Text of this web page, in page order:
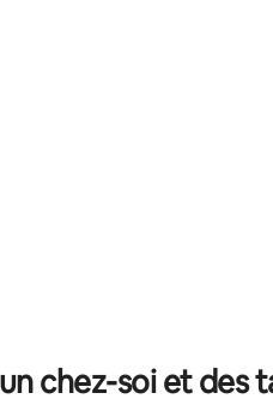
base de 9 commentaires : 5
chez-soi et des